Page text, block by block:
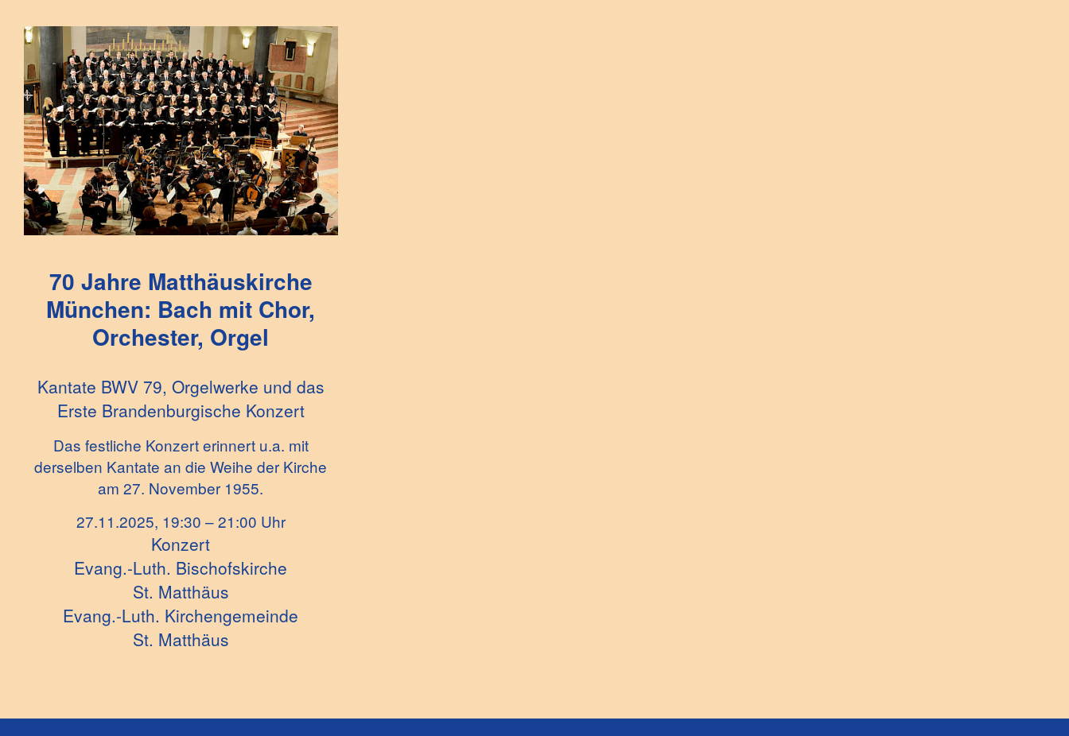
70 Jahre Matthäuskirche
München: Bach mit Chor,
Orchester, Orgel
Kantate BWV 79, Orgelwerke und das
Erste Brandenburgische Konzert
Das festliche Konzert erinnert u.a. mit
derselben Kantate an die Weihe der Kirche
am 27. November 1955.
27.11.2025, 19:30 – 21:00 Uhr
Konzert
Evang.-Luth. Bischofskirche
St. Matthäus
Evang.-Luth. Kirchengemeinde
St. Matthäus